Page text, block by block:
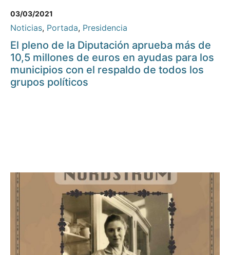
03/03/2021
Noticias, Portada, Presidencia
El pleno de la Diputación aprueba más de
10,5 millones de euros en ayudas para los
municipios con el respaldo de todos los
grupos políticos